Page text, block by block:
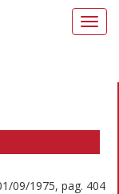
09/1975, pag. 404